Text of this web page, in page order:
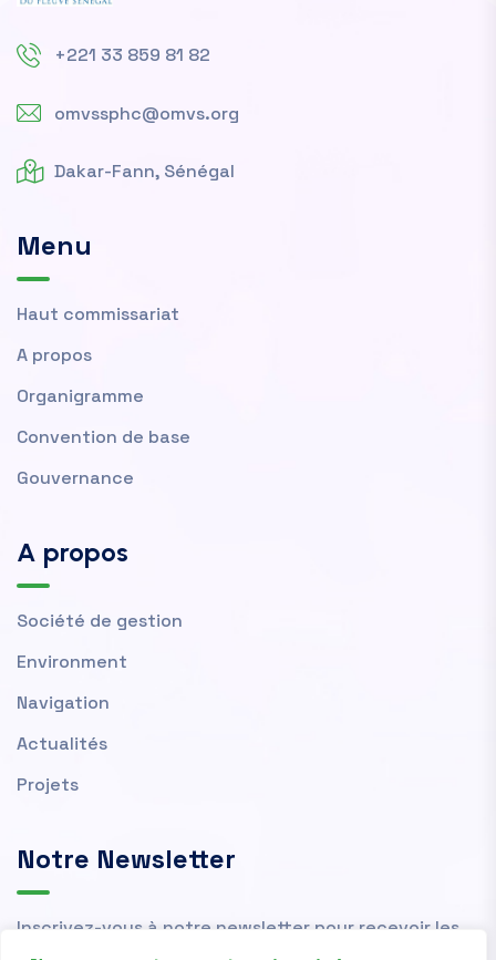
+221 33 859 81 82
omvssphc@omvs.org
Dakar-Fann, Sénégal
Menu
Haut commissariat
A propos
Organigramme
Convention de base
Gouvernance
A propos
Société de gestion
Environment
Navigation
Actualités
Projets
Notre Newsletter
Inscrivez-vous à notre newsletter pour recevoir les